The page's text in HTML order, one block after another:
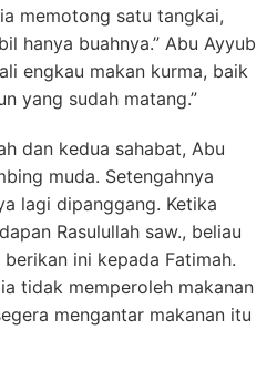
memotong satu tangkai,
hanya buahnya.” Abu Ayyub
engkau makan kurma, baik
yang sudah matang.”
dan kedua sahabat, Abu
muda. Setengahnya
lagi dipanggang. Ketika
Rasulullah saw., beliau
ini kepada Fatimah.
tidak memperoleh makanan
mengantar makanan itu